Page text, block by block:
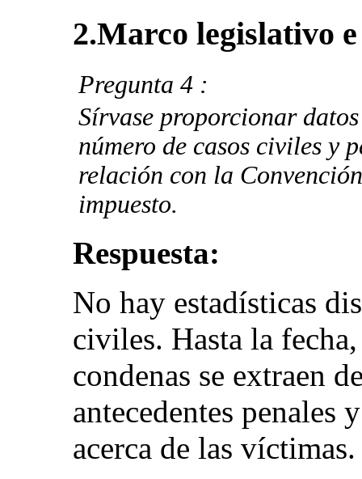
2.Marco legislativo
Pregunta 4 :
Sírvase proporcionar
número de casos civiles y
relación con la
impuesto.
Respuesta:
No hay estadísticas
civiles. Hasta la
condenas se extraen
antecedentes
acerca de las víctimas.